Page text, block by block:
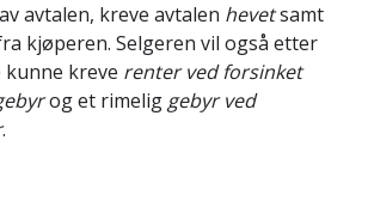
av avtalen, kreve avtalen hevetsamt
kjøperen. Selgeren vil også etter
kreve renter ved forsinket
og et rimelig gebyr ved
.